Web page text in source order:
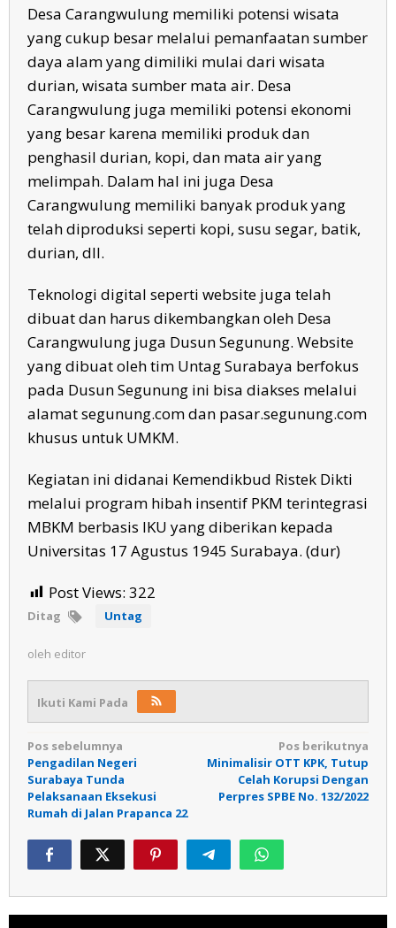
Desa Carangwulung memiliki potensi wisata
yang cukup besar melalui pemanfaatan sumber
daya alam yang dimiliki mulai dari wisata
durian, wisata sumber mata air. Desa
Carangwulung juga memiliki potensi ekonomi
yang besar karena memiliki produk dan
penghasil durian, kopi, dan mata air yang
melimpah. Dalam hal ini juga Desa
Carangwulung memiliki banyak produk yang
telah diproduksi seperti kopi, susu segar, batik,
durian, dll.
Teknologi digital seperti website juga telah
dibuat dan harus dikembangkan oleh Desa
Carangwulung juga Dusun Segunung. Website
yang dibuat oleh tim Untag Surabaya berfokus
pada Dusun Segunung ini bisa diakses melalui
alamat segunung.com dan pasar.segunung.com
khusus untuk UMKM.
Kegiatan ini didanai Kemendikbud Ristek Dikti
melalui program hibah insentif PKM terintegrasi
MBKM berbasis IKU yang diberikan kepada
Universitas 17 Agustus 1945 Surabaya. (dur)
Post Views: 322
Ditag Untag
oleh editor
Ikuti Kami Pada
Navigasi
pos
Pos sebelumnya
Pengadilan Negeri
Surabaya Tunda
Pelaksanaan Eksekusi
Rumah di Jalan Prapanca 22
Pos berikutnya
Minimalisir OTT KPK, Tutup
Celah Korupsi Dengan
Perpres SPBE No. 132/2022